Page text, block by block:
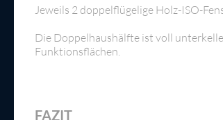
Jeweils 2 doppelflügelige Holz-ISO-
Die Doppelhaushälfte ist voll
Funktionsflächen.
FAZIT